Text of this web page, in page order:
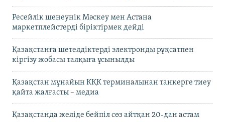
Ресейлік шенеунік Мәскеу мен Астана
маркетплейстерді біріктірмек дейді
Қазақстанға шетелдіктерді электронды рұқсатпен
кіргізу жобасы талқыға ұсынылды
Қазақстан мұнайын КҚК терминалынан танкерге тиеу
қайта жалғасты – медиа
Қазақстанда желіде бейпіл сөз айтқан 20-дан астам